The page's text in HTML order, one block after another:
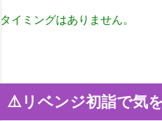
タイミングはありません。
⚠️リベンジ初詣で気